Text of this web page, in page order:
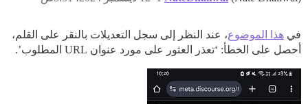
في هذا الموضوع، عند النظر إلى سجل التعديلات بالنقر على القلم،
أحصل على الخطأ: ‘تعذر العثور على مورد عنوان URL المطلوب’.